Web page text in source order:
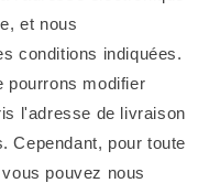
et nous
conditions indiquées.
pourrons modifier
l'adresse de livraison
Cependant, pour toute
pouvez nous